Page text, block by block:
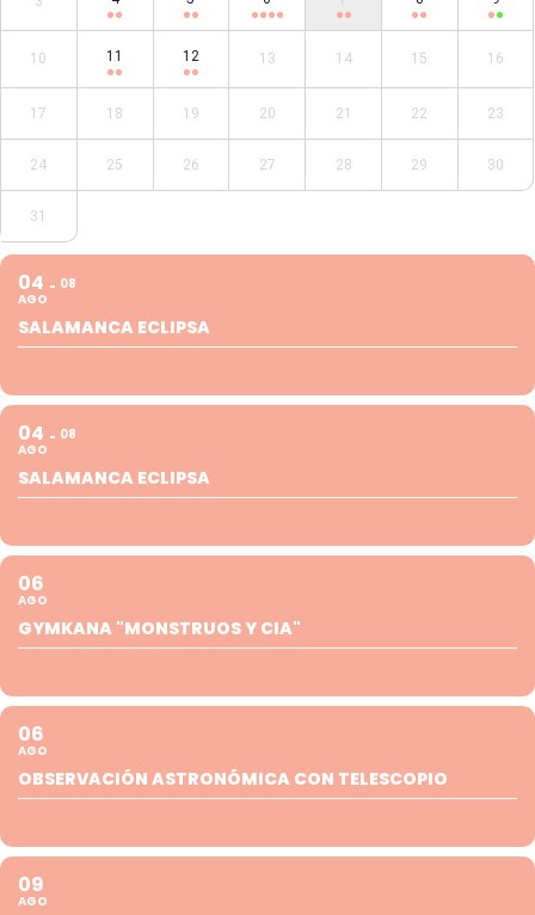
10 11 12 13 14 15 16
17 18 19 20 21 22 23
24 25 26 27 28 29 30
31
04
AGO
08
SALAMANCA ECLIPSA
04
AGO
08
SALAMANCA ECLIPSA
06
AGO
GYMKANA "MONSTRUOS Y CIA"
06
AGO
OBSERVACIÓN ASTRONÓMICA CON TELESCOPIO
09
AGO